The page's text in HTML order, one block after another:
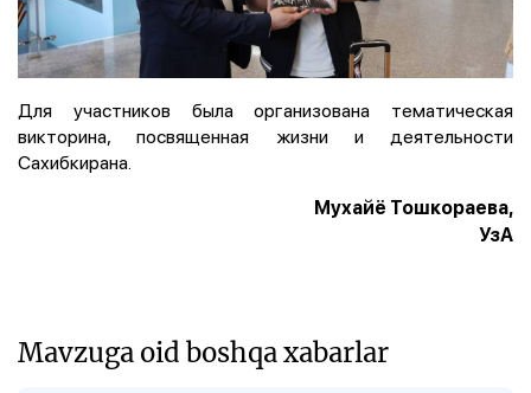
Для участников была организована тематическая
викторина, посвященная жизни и деятельности
Сахибкирана.
Мухайё Тошкораева,
УзА
Mavzuga oid boshqa xabarlar